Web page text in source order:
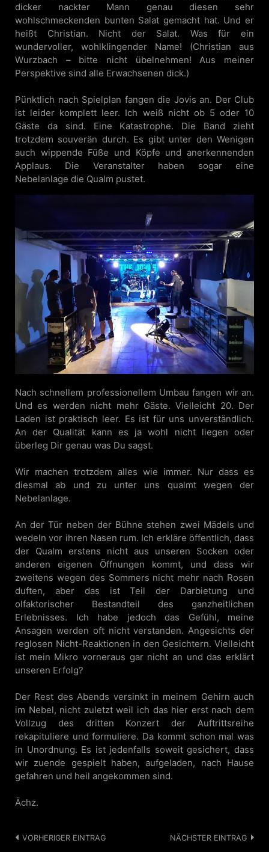
dicker nackter Mann genau diesen sehr
wohlschmeckenden bunten Salat gemacht hat. Und er
heißt Christian. Nicht der Salat. Was für ein
wundervoller, wohlklingender Name! (Christian aus
Wurzbach – bitte nicht übelnehmen! Aus meiner
Perspektive sind alle Erwachsenen dick.)
Pünktlich nach Spielplan fangen die Jovis an. Der Club
ist leider komplett leer. Ich weiß nicht ob 5 oder 10
Gäste da sind. Eine Katastrophe. Die Band zieht
trotzdem souverän durch. Es gibt unter den Wenigen
auch wippende Füße und Köpfe und anerkennenden
Applaus. Die Veranstalter haben sogar eine
Nebelanlage die Qualm pustet.
Nach schnellem professionellem Umbau fangen wir an.
Und es werden nicht mehr Gäste. Vielleicht 20. Der
Laden ist praktisch leer. Es ist für uns unverständlich.
An der Qualität kann es ja wohl nicht liegen oder
überleg Dir genau was Du sagst.
Wir machen trotzdem alles wie immer. Nur dass es
diesmal ab und zu unter uns qualmt wegen der
Nebelanlage.
An der Tür neben der Bühne stehen zwei Mädels und
wedeln vor ihren Nasen rum. Ich erkläre öffentlich, dass
der Qualm erstens nicht aus unseren Socken oder
anderen eigenen Öffnungen kommt, und dass wir
zweitens wegen des Sommers nicht mehr nach Rosen
duften, aber das ist Teil der Darbietung und
olfaktorischer Bestandteil des ganzheitlichen
Erlebnisses. Ich habe jedoch das Gefühl, meine
Ansagen werden oft nicht verstanden. Angesichts der
reglosen Nicht-Reaktionen in den Gesichtern. Vielleicht
ist mein Mikro vorneraus gar nicht an und das erklärt
unseren Erfolg?
Der Rest des Abends versinkt in meinem Gehirn auch
im Nebel, nicht zuletzt weil ich das hier erst nach dem
Vollzug des dritten Konzert der Auftrittsreihe
rekapituliere und formuliere. Da kommt schon mal was
in Unordnung. Es ist jedenfalls soweit gesichert, dass
wir zuende gespielt haben, aufgeladen, nach Hause
gefahren und heil angekommen sind.
Ächz.
Post
VORHERIGER EINTRAG NÄCHSTER EINTRAG